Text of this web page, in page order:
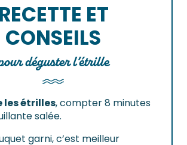
RECETTE ET
CONSEILS
déguster l’étrille
les étrilles, compter 8 minutes
salée.
garni, c’est meilleur